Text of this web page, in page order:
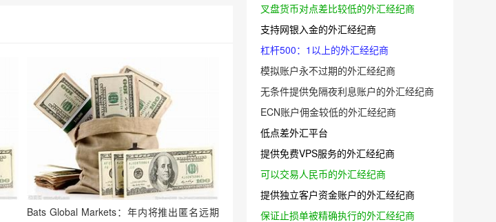
Bats Global Markets：年内将推出匿名远期
叉盘货币对点差比较低的外汇经纪商
支持网银入金的外汇经纪商
杠杆500：1以上的外汇经纪商
模拟账户永不过期的外汇经纪商
无条件提供免隔夜利息账户的外汇经纪商
ECN账户佣金较低的外汇经纪商
低点差外汇平台
提供免费VPS服务的外汇经纪商
可以交易人民币的外汇经纪商
提供独立客户资金账户的外汇经纪商
保证止损单被精确执行的外汇经纪商